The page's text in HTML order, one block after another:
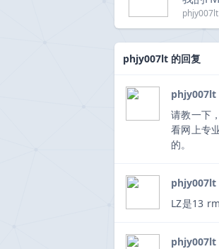
phjy007lt
phjy007lt 的回复
phjy007lt
请教一下
看网上专
的。
phjy007lt
LZ是13
phjy007lt